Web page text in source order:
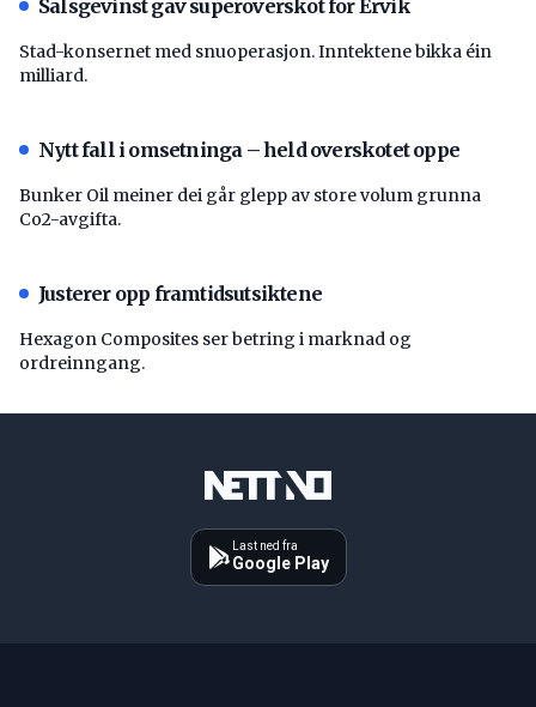
Salsgevinst gav superoverskot for Ervik
Stad-konsernet med snuoperasjon. Inntektene bikka éin
milliard.
Nytt fall i omsetninga – held overskotet oppe
Bunker Oil meiner dei går glepp av store volum grunna
Co2-avgifta.
Justerer opp framtidsutsiktene
Hexagon Composites ser betring i marknad og
ordreinngang.
Last ned fra
Google Play